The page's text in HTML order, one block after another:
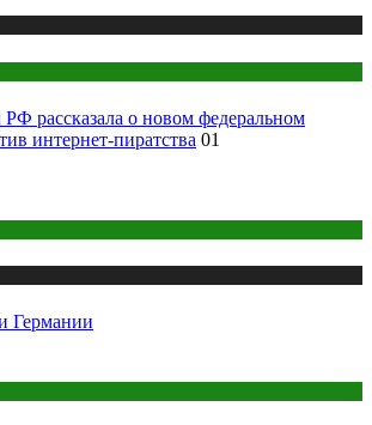
рассказала о новом федеральном
интернет-пиратства 01
Германии